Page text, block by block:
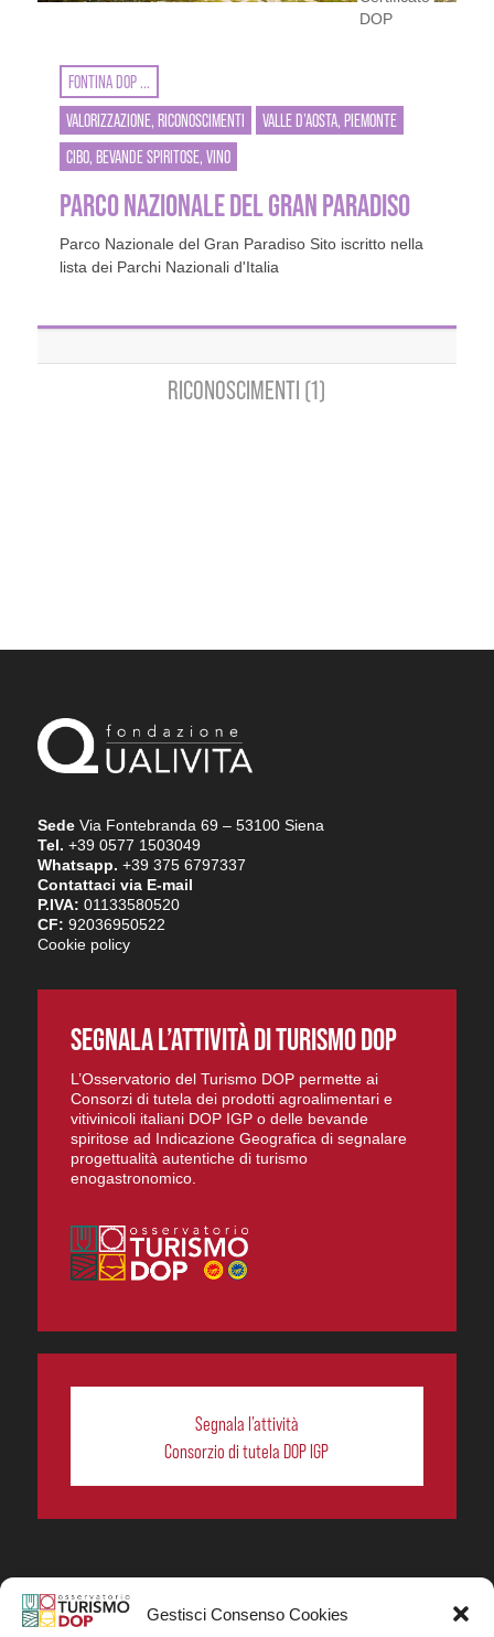
Gestisci Consenso Cookies
FONTINA DOP ...
VALORIZZAZIONE, RICONOSCIMENTI
VALLE D’AOSTA, PIEMONTE
CIBO, BEVANDE SPIRITOSE, VINO
PARCO NAZIONALE DEL GRAN PARADISO
Parco Nazionale del Gran Paradiso Sito iscritto nella
lista dei Parchi Nazionali d'Italia
RICONOSCIMENTI (1)
SedeVia Fontebranda 69 – 53100 Siena
Tel. +39 0577 1503049
Whatsapp. +39 375 6797337
Contattaci via E-mail
P.IVA: 01133580520
CF: 92036950522
Cookie policy
SEGNALA L’ATTIVITÀ DI TURISMO DOP
L’Osservatorio del Turismo DOP permette ai
Consorzi di tutela dei prodotti agroalimentari e
vitivinicoli italiani DOP IGP o delle bevande
spiritose ad Indicazione Geografica di segnalare
progettualità autentiche di turismo
enogastronomico.
Segnala l’attività
Consorzio di tutela DOP IGP
In collaborazione ORIGIN ITALIA.